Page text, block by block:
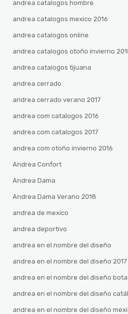
andrea catalogos hombre
andrea catalogos mexico 2016
andrea catalogos online
andrea catalogos otoño invierno
andrea catalogos tijuana
andrea cerrado
andrea cerrado verano 2017
andrea com catalogos 2016
andrea com catalogos 2017
andrea com otoño invierno 2016
Andrea Confort
Andrea Dama
Andrea Dama Verano 2018
andrea de mexico
andrea deportivo
andrea en el nombre del diseño
andrea en el nombre del diseño 2017
andrea en el nombre del diseño
andrea en el nombre del diseño
andrea en el nombre del diseño